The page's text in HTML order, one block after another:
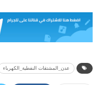
عدن_المشتقات النفطية_الكهرباء